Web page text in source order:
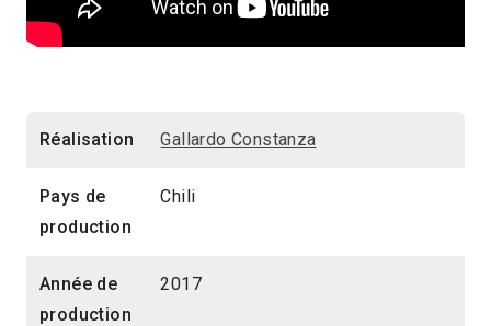
Réalisation Gallardo Constanza
Pays de
production
Chili
Année de
production
2017